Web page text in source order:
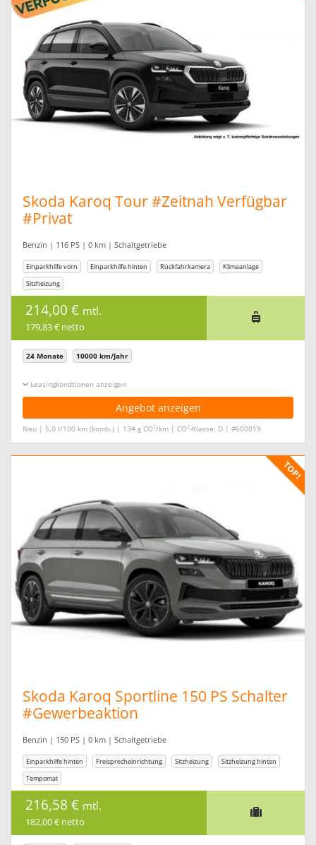
Skoda Karoq Tour #Zeitnah Verfügbar
#Privat
Benzin | 116 PS | 0 km | Schaltgetriebe
Einparkhilfe vorn Einparkhilfe hinten Rückfahrkamera
Klimaanlage
Sitzheizung
214,00 € mtl.
179,83 € netto
24 Monate 10000 km/Jahr
Leasingkonditionen ein-/ausblenden
Angebot anzeigen
Neu | 5,0 l/100 km (komb.) | 134 g CO2/km | CO2-Klasse: D | #600019
Skoda Karoq Sportline 150 PS Schalter
#Gewerbeaktion
Benzin | 150 PS | 0 km | Schaltgetriebe
Einparkhilfe hinten Freisprecheinrichtung Sitzheizung
Sitzheizung hinten
Tempomat
216,58 € mtl.
182,00 € netto